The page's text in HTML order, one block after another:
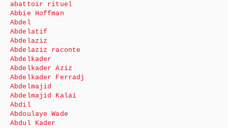
abattoir rituel
Abbie Hoffman
Abdel
Abdelatif
Abdelaziz
Abdelaziz raconte
Abdelkader
Abdelkader Aziz
Abdelkader Ferradj
Abdelmajid
Abdelmajid Kalai
Abdil
Abdoulaye Wade
Abdul Kader